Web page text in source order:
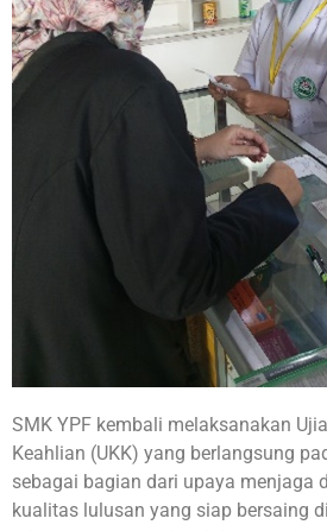
SMK YPF kembali melaksanakan
Keahlian (UKK) yang berlangsung
sebagai bagian dari upaya menjaga
kualitas lulusan yang siap bersaing